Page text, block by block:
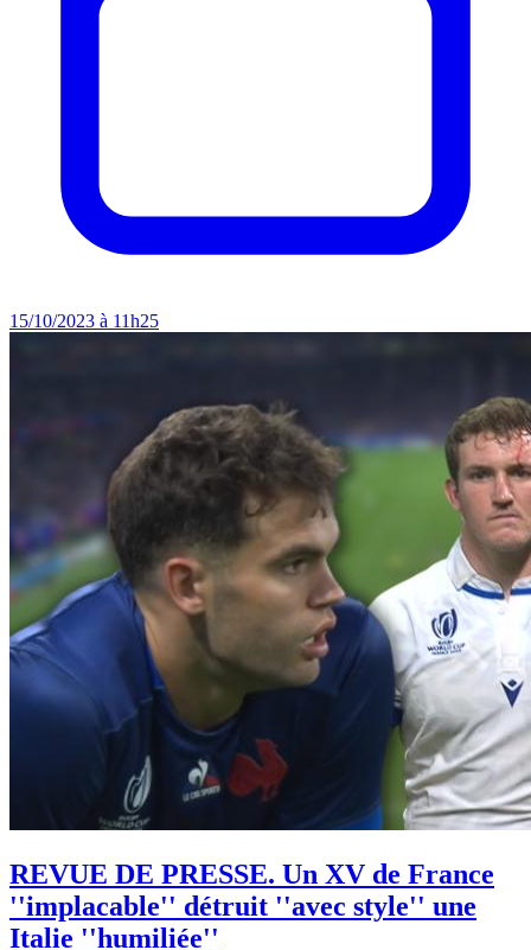
15/10/2023 à 11h25
REVUE DE PRESSE. Un XV de France
''implacable'' détruit ''avec style'' une
Italie ''humiliée''